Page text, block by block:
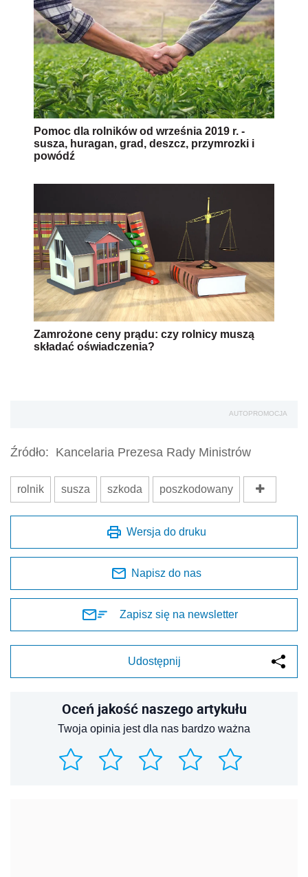
Pomoc dla rolników od września 2019 r. -
susza, huragan, grad, deszcz, przymrozki i
powódź
Zamrożone ceny prądu: czy rolnicy muszą
składać oświadczenia?
AUTOPROMOCJA
Źródło: Kancelaria Prezesa Rady Ministrów
rolnik susza szkoda poszkodowany
Wersja do druku
Napisz do nas
Zapisz się na newsletter
Udostępnij
Oceń jakość naszego artykułu
Twoja opinia jest dla nas bardzo ważna